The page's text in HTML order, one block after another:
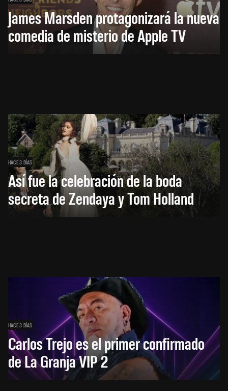
James Marsden protagonizará la nueva
comedia de misterio de Apple TV
HACE 3 DÍAS
Así fue la celebración de la boda
secreta de Zendaya y Tom Holland
HACE 3 DÍAS
Carlos Trejo es el primer confirmado
de La Granja VIP 2